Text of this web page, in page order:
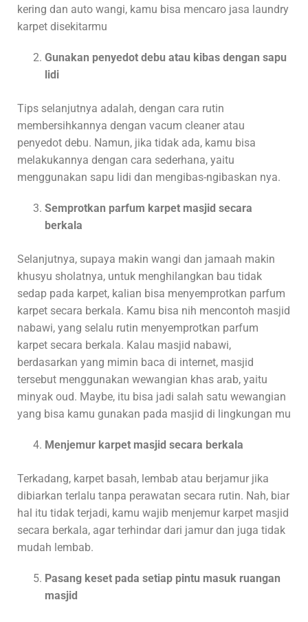
kering dan auto wangi, kamu bisa mencaro jasa laundry
karpet disekitarmu
Gunakan penyedot debu atau kibas dengan sapu
lidi
Tips selanjutnya adalah, dengan cara rutin
membersihkannya dengan vacum cleaner atau
penyedot debu. Namun, jika tidak ada, kamu bisa
melakukannya dengan cara sederhana, yaitu
menggunakan sapu lidi dan mengibas-ngibaskan nya.
Semprotkan parfum karpet masjid secara
berkala
Selanjutnya, supaya makin wangi dan jamaah makin
khusyu sholatnya, untuk menghilangkan bau tidak
sedap pada karpet, kalian bisa menyemprotkan parfum
karpet secara berkala. Kamu bisa nih mencontoh masjid
nabawi, yang selalu rutin menyemprotkan parfum
karpet secara berkala. Kalau masjid nabawi,
berdasarkan yang mimin baca di internet, masjid
tersebut menggunakan wewangian khas arab, yaitu
minyak oud. Maybe, itu bisa jadi salah satu wewangian
yang bisa kamu gunakan pada masjid di lingkungan mu
Menjemur karpet masjid secara berkala
Terkadang, karpet basah, lembab atau berjamur jika
dibiarkan terlalu tanpa perawatan secara rutin. Nah, biar
hal itu tidak terjadi, kamu wajib menjemur karpet masjid
secara berkala, agar terhindar dari jamur dan juga tidak
mudah lembab.
Pasang keset pada setiap pintu masuk ruangan
masjid